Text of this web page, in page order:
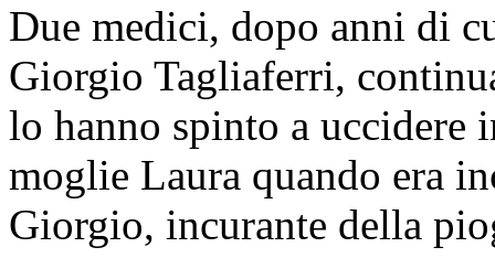
Due medici, dopo anni di
Giorgio Tagliaferri,
lo hanno spinto a uccidere
moglie Laura quando era
Giorgio, incurante della